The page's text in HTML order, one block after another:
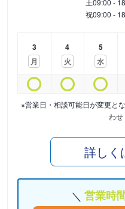
土09:00 -
祝09:00 -
3
月
4
火
5
水
※営業日・相談可能日が変更と
わせ
詳しく
営業時